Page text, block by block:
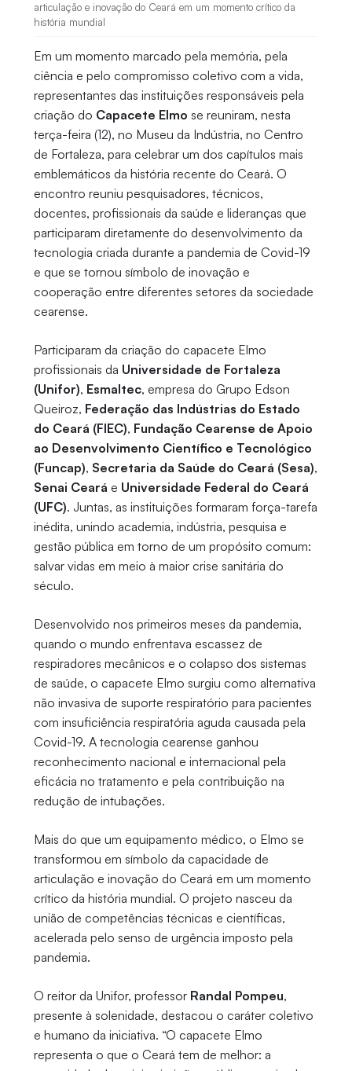
articulação e inovação do Ceará em um momento crítico da
história mundial
Em um momento marcado pela memória, pela
ciência e pelo compromisso coletivo com a vida,
representantes das instituições responsáveis pela
criação do Capacete Elmo se reuniram, nesta
terça-feira (12), no Museu da Indústria, no Centro
de Fortaleza, para celebrar um dos capítulos mais
emblemáticos da história recente do Ceará. O
encontro reuniu pesquisadores, técnicos,
docentes, profissionais da saúde e lideranças que
participaram diretamente do desenvolvimento da
tecnologia criada durante a pandemia de Covid-19
e que se tornou símbolo de inovação e
cooperação entre diferentes setores da sociedade
cearense.
Participaram da criação do capacete Elmo
profissionais da Universidade de Fortaleza
(Unifor), Esmaltec, empresa do Grupo Edson
Queiroz, Federação das Indústrias do Estado
do Ceará (FIEC), Fundação Cearense de Apoio
ao Desenvolvimento Científico e Tecnológico
(Funcap), Secretaria da Saúde do Ceará (Sesa),
Senai Ceará e Universidade Federal do Ceará
(UFC). Juntas, as instituições formaram força-tarefa
inédita, unindo academia, indústria, pesquisa e
gestão pública em torno de um propósito comum:
salvar vidas em meio à maior crise sanitária do
século.
Desenvolvido nos primeiros meses da pandemia,
quando o mundo enfrentava escassez de
respiradores mecânicos e o colapso dos sistemas
de saúde, o capacete Elmo surgiu como alternativa
não invasiva de suporte respiratório para pacientes
com insuficiência respiratória aguda causada pela
Covid-19. A tecnologia cearense ganhou
reconhecimento nacional e internacional pela
eficácia no tratamento e pela contribuição na
redução de intubações.
Mais do que um equipamento médico, o Elmo se
transformou em símbolo da capacidade de
articulação e inovação do Ceará em um momento
crítico da história mundial. O projeto nasceu da
união de competências técnicas e científicas,
acelerada pelo senso de urgência imposto pela
pandemia.
O reitor da Unifor, professor Randal Pompeu,
presente à solenidade, destacou o caráter coletivo
e humano da iniciativa. “O capacete Elmo
representa o que o Ceará tem de melhor: a